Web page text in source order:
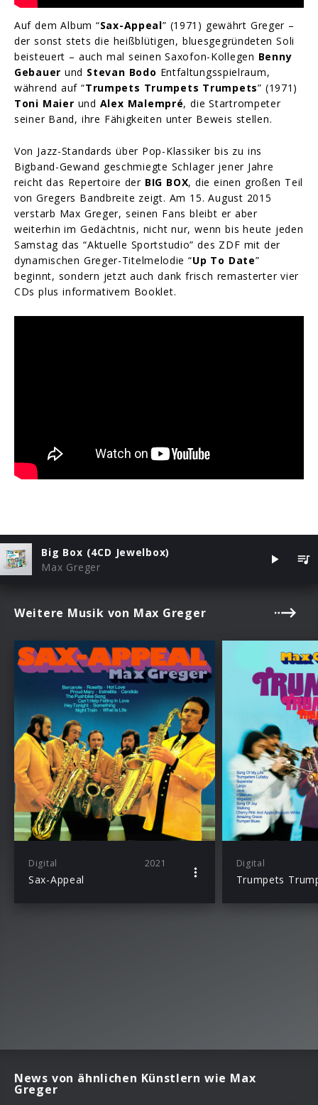
Auf dem Album “Sax-Appeal” (1971) gewährt Greger –
der sonst stets die heißblütigen, bluesgegründeten Soli
beisteuert – auch mal seinen Saxofon-Kollegen Benny
Gebauerund Stevan Bodo Entfaltungsspielraum,
während auf “Trumpets Trumpets Trumpets” (1971)
Toni Maier und Alex Malempré, die Startrompeter
seiner Band, ihre Fähigkeiten unter Beweis stellen.
Von Jazz-Standards über Pop-Klassiker bis zu ins
Bigband-Gewand geschmiegte Schlager jener Jahre
reicht das Repertoire der BIG BOX, die einen großen Teil
von Gregers Bandbreite zeigt. Am 15. August 2015
verstarb Max Greger, seinen Fans bleibt er aber
weiterhin im Gedächtnis, nicht nur, wenn bis heute jeden
Samstag das “Aktuelle Sportstudio” des ZDF mit der
dynamischen Greger-Titelmelodie “Up To Date”
beginnt, sondern jetzt auch dank frisch remasterter vier
CDs plus informativem Booklet.
Big Box (4CD Jewelbox)
Max Greger
Weitere Musik von Max Greger
Digital 2021
Sax-Appeal
Digital
News von ähnlichen Künstlern wie Max
Greger